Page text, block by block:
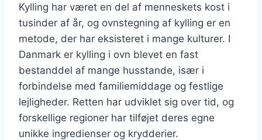
Kylling har været en del af menneskets kost i
tusinder af år, og ovnstegning af kylling er en
metode, der har eksisteret i mange kulturer. I
Danmark er kylling i ovn blevet en fast
bestanddel af mange husstande, især i
forbindelse med familiemiddage og festlige
lejligheder. Retten har udviklet sig over tid, og
forskellige regioner har tilføjet deres egne
unikke ingredienser og krydderier.